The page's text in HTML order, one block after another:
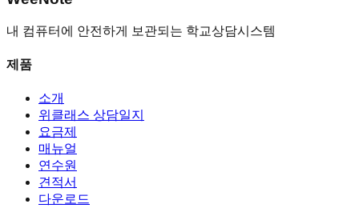
내 컴퓨터에 안전하게 보관되는 학교상담시스템
제품
소개
위클래스 상담일지
요금제
매뉴얼
연수원
견적서
다운로드